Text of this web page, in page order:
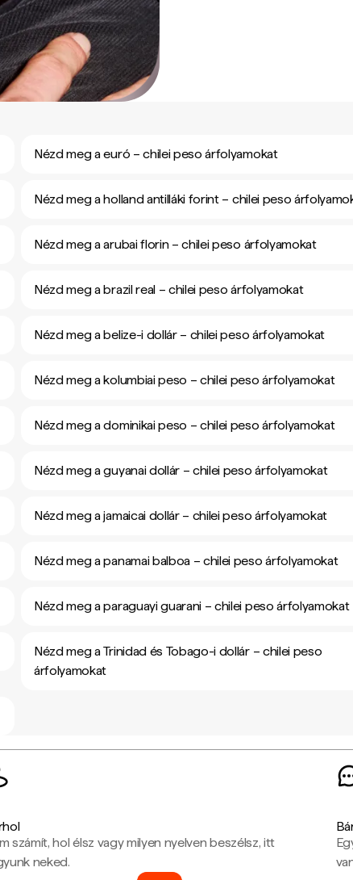
Nézd meg a euró – chilei peso árfolyamokat
Nézd meg a holland antilláki forint – chilei peso
Nézd meg a arubai florin – chilei peso árfolyamokat
Nézd meg a brazil real – chilei peso árfolyamokat
Nézd meg a belize-i dollár – chilei peso árfolyamokat
Nézd meg a kolumbiai peso – chilei peso árfolyamokat
Nézd meg a dominikai peso – chilei peso árfolyamokat
Nézd meg a guyanai dollár – chilei peso árfolyamokat
Nézd meg a jamaicai dollár – chilei peso árfolyamokat
Nézd meg a panamai balboa – chilei peso árfolyamokat
Nézd meg a paraguayi guarani – chilei peso árfolyamokat
Nézd meg a Trinidad és Tobago-i dollár – chilei peso
árfolyamokat
számít, hol élsz vagy milyen nyelven beszélsz, itt
neked.